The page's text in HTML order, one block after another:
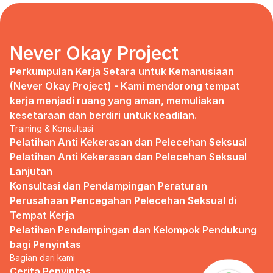
marketing strategy, I uphold myself to fill
that position. I believe I had something to
give, I like designing, and Social Media is
kinda my forte, so I did work on that solo.
Until one day I’ve had enough:
I came to work finding out that they
outsourced a social media analyst (which
conveniently consists of ALL GUYS) to
Don’t get me wrong, I want the best for
the company, but they didn’t even run it
up on me that they’re trying to solve the
marketing problem (that I was unaware
of).
I will never forget the laughs they all
shared in the meeting room, with no vagina
Never Okay Project
Perkumpulan Kerja Setara untuk Kemanusiaan
(Never Okay Project) - Kami mendorong tempat
kerja menjadi ruang yang aman, memuliakan
kesetaraan dan berdiri untuk keadilan.
Training & Konsultasi
Pelatihan Anti Kekerasan dan Pelecehan Seksual
Pelatihan Anti Kekerasan dan Pelecehan Seksual
Lanjutan
Konsultasi dan Pendampingan Peraturan
Perusahaan Pencegahan Pelecehan Seksual di
Tempat Kerja
Pelatihan Pendampingan dan Kelompok Pendukung
bagi Penyintas
Bagian dari kami